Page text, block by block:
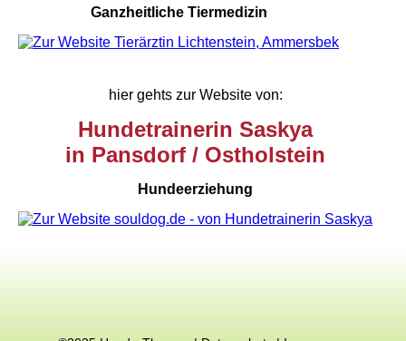
Ganzheitliche Tiermedizin
hier gehts zur Website von:
Hundetrainerin Saskya
in Pansdorf / Ostholstein
Hundeerziehung